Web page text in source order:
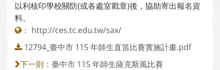
以利核印學校關防(或各處室戳章)後，協助寄出報名資
料。
： http://ces.tc.edu.tw/sax/
12794_臺中市 115 年師生直笛比賽實施計畫.pdf
下一則： 臺中市 115 年師生薩克斯風比賽